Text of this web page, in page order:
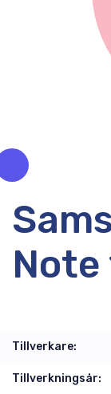
Note
Tillverkare:
Tillverkningsår: